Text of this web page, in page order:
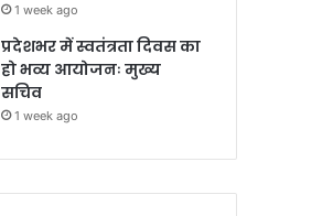
1 week ago
प्रदेशभर में स्वतंत्रता दिवस का
हो भव्य आयोजनः मुख्य
सचिव
1 week ago